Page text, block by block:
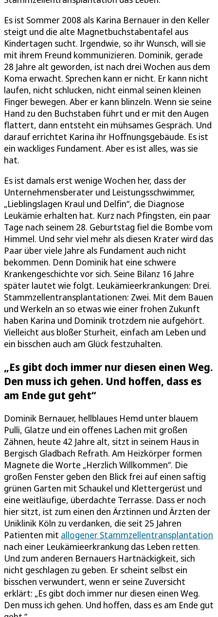
Es ist Sommer 2008 als Karina Bernauer in den Keller
steigt und die alte Magnetbuchstabentafel aus
Kindertagen sucht. Irgendwie, so ihr Wunsch, will sie
mit ihrem Freund kommunizieren. Dominik, gerade
28 Jahre alt geworden, ist nach drei Wochen aus dem
Koma erwacht. Sprechen kann er nicht. Er kann nicht
laufen, nicht schlucken, nicht einmal seinen kleinen
Finger bewegen. Aber er kann blinzeln. Wenn sie seine
Hand zu den Buchstaben führt und er mit den Augen
flattert, dann entsteht ein mühsames Gespräch. Und
darauf errichtet Karina ihr Hoffnungsgebäude. Es ist
ein wackliges Fundament. Aber es ist alles, was sie
hat.
Es ist damals erst wenige Wochen her, dass der
Unternehmensberater und Leistungsschwimmer,
„Lieblingslagen Kraul und Delfin“, die Diagnose
Leukämie erhalten hat. Kurz nach Pfingsten, ein paar
Tage nach seinem 28. Geburtstag fiel die Bombe vom
Himmel. Und sehr viel mehr als diesen Krater wird das
Paar über viele Jahre als Fundament auch nicht
bekommen. Denn Dominik hat eine schwere
Krankengeschichte vor sich. Seine Bilanz 16 Jahre
später lautet wie folgt. Leukämieerkrankungen: Drei.
Stammzellentransplantationen: Zwei. Mit dem Bauen
und Werkeln an so etwas wie einer frohen Zukunft
haben Karina und Dominik trotzdem nie aufgehört.
Vielleicht aus bloßer Sturheit, einfach am Leben und
ein bisschen auch am Glück festzuhalten.
„Es gibt doch immer nur diesen einen Weg.
Den muss ich gehen. Und hoffen, dass es
am Ende gut geht“
Dominik Bernauer, hellblaues Hemd unter blauem
Pulli, Glatze und ein offenes Lachen mit großen
Zähnen, heute 42 Jahre alt, sitzt in seinem Haus in
Bergisch Gladbach Refrath. Am Heizkörper formen
Magnete die Worte „Herzlich Willkommen“. Die
großen Fenster geben den Blick frei auf einen saftig
grünen Garten mit Schaukel und Klettergerüst und
eine weitläufige, überdachte Terrasse. Dass er noch
hier sitzt, ist zum einen den Ärztinnen und Ärzten der
Uniklinik Köln zu verdanken, die seit 25 Jahren
Patienten mit allogener Stammzellentransplantation
nach einer Leukämieerkrankung das Leben retten.
Und zum anderen Bernauers Hartnäckigkeit, sich
nicht geschlagen zu geben. Er scheint selbst ein
bisschen verwundert, wenn er seine Zuversicht
erklärt: „Es gibt doch immer nur diesen einen Weg.
Den muss ich gehen. Und hoffen, dass es am Ende gut